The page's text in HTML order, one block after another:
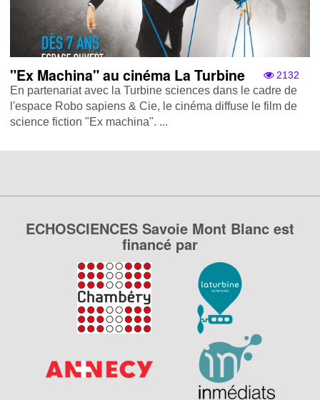
2132
"Ex Machina" au cinéma La Turbine
En partenariat avec la Turbine sciences dans le cadre de
l'espace Robo sapiens & Cie, le cinéma diffuse le film de
science fiction "Ex machina". ...
ECHOSCIENCES Savoie Mont Blanc est
financé par